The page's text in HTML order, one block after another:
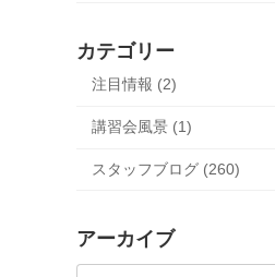
カテゴリー
注目情報 (2)
講習会風景 (1)
スタッフブログ (260)
アーカイブ
ア